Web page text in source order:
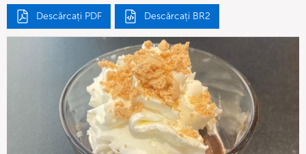
Descărcați PDF Descărcați BR2